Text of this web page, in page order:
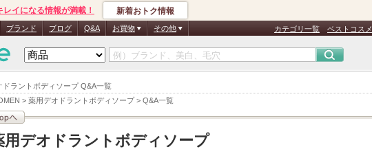
ドラントボディソープ Q&A一覧
> 薬用デオドラントボディソープ> Q&A一覧
レイになる情報が満載！ 新着おトク情報
ブランド ブログ Q&A お買物 その他 カテゴリ一覧 ベストコスメ
報を
用デオドラントボディソープ